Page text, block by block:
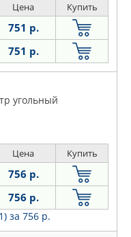
Цена Купить
751 р.
751 р.
угольный
Цена Купить
756 р.
756 р.
за 756 р.